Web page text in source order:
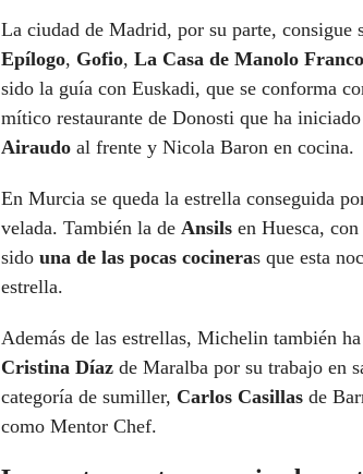
La ciudad de Madrid, por su parte, consigue
Epílogo, Gofio, La Casa de Manolo Franco
sido la guía con Euskadi, que se conforma
mítico restaurante de Donosti que ha
Airaudo al frente y Nicola Baron en cocina.
En Murcia se queda la estrella conseguida
velada. También la de Ansils en Huesca,
sido una de las pocas cocineras que esta
estrella.
Además de las estrellas, Michelin también
Cristina Díaz de Maralba por su trabajo en
categoría de sumiller, Carlos Casillas de
como Mentor Chef.